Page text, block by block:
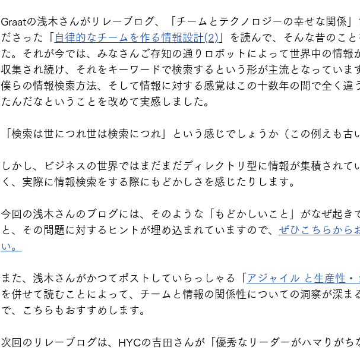
Graatの浅木さんがリレーブログ、「チームとテクノロジーの幸せな関係」
ださった「
自律的なチームを作る情報設計(2) 」を読んで、そんな昔のこ
た。それが今では、みなさんご存知の通りロボットによって世界中の情報
収集され続け、それをキーワードで検索するという形が主流となっていま
僕らの情報検索方法、そして情報に対する感覚はこの十数年の間で全く違
たんだなということを改めて実感しました。
「検索は世につれ世は検索につれ」という感じでしょうか（この例えも古
しかし、ビジネスの世界ではまだまだディレクトリ型に情報が集積されて
く、実際に情報検索をする際にもどかしさを感じたりします。
今回の浅木さんのブログには、そのような「もどかしいこと」がなぜ起き
と、その問題に対するヒントが埋め込まれていますので、 ぜひこちらから
い。
また、浅木さんがかつてポストしていらっしゃる「 アジャイル と生産性・
を併せて読むことによって、チームと情報の関係性についての洞察が深ま
で、こちらもおすすめします。
次回のリレーブログは、HYCの吉田さんが「優秀なリーダーがハマりがち